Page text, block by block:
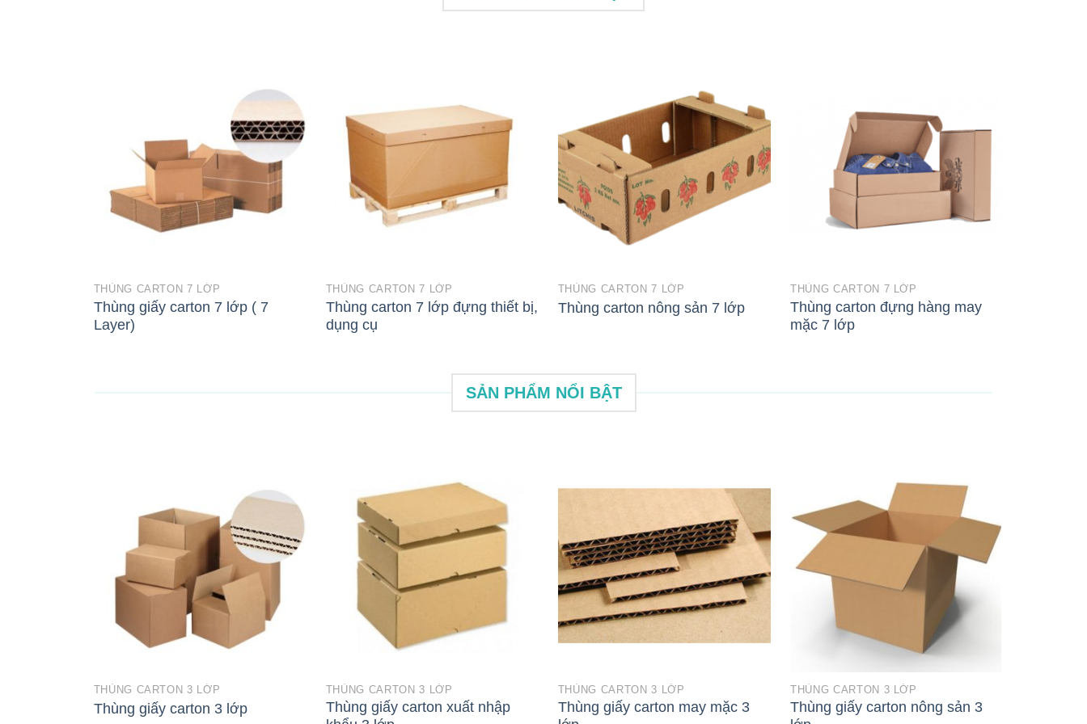
THÙNG CARTON 7 LỚP
Thùng giấy carton 7 lớp ( 7
Layer)
THÙNG CARTON 7 LỚP
Thùng carton 7 lớp đựng thiết bị,
dụng cụ
THÙNG CARTON 7 LỚP
Thùng carton nông sản 7 lớp
THÙNG CARTON 7 LỚP
Thùng carton đựng hàng may
mặc 7 lớp
SẢN PHẨM NỔI BẬT
THÙNG CARTON 3 LỚP
Thùng giấy carton 3 lớp
THÙNG CARTON 3 LỚP
Thùng giấy carton xuất nhập
THÙNG CARTON 3 LỚP
Thùng giấy carton may mặc 3
THÙNG CARTON 3 LỚP
Thùng giấy carton nông sản 3